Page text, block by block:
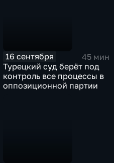
16 сентября
45 мин
Турецкий суд берёт под
контроль все процессы в
оппозиционной партии